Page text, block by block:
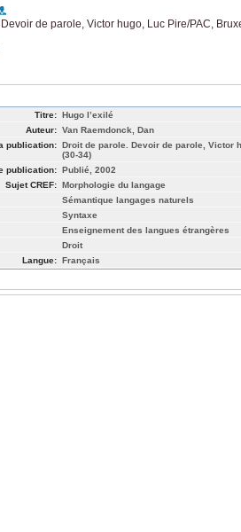
de parole, Victor hugo, Luc Pire/PAC,
Titre: Hugo l’exilé
Auteur: Van Raemdonck, Dan
publication: Droit de parole. Devoir de parole, Victor
(30-34)
publication: Publié, 2002
Sujet CREF: Morphologie du langage
Sémantique langages naturels
Syntaxe
Enseignement des langues étrangères
Droit
Langue: Français